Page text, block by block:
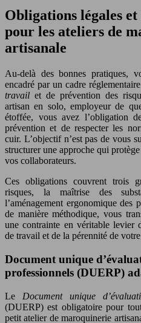
Obligations légales
pour les ateliers de
artisanale
Au-delà des bonnes pratiques,
encadré par un cadre
travail et de prévention des
artisan en solo, employeur de
étoffée, vous avez l’obligation
prévention et de respecter les
cuir. L’objectif n’est pas de vous
structurer une approche qui
vos collaborateurs.
Ces obligations couvrent trois
risques, la maîtrise des
l’aménagement ergonomique des
de manière méthodique, vous
une contrainte en véritable levier
de travail et de la pérennité de
Document unique
professionnels (DUERP)
Le Document unique
(DUERP) est obligatoire pour
petit atelier de maroquinerie